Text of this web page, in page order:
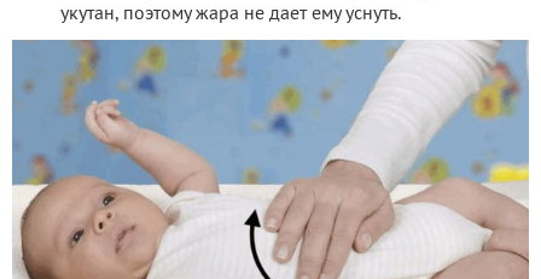
укутан, поэтому жара не дает ему уснуть.